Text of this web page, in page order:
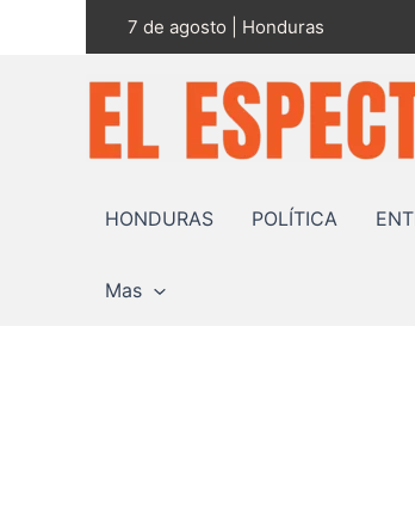
7 de agosto | Honduras
HONDURAS POLÍTICA
Mas